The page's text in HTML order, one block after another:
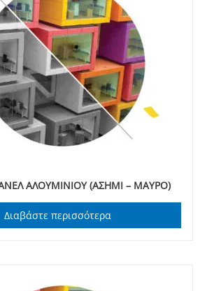
ΑΛΟΥΜΙΝΙΟΥ (ΑΣΗΜΙ – ΜΑΥΡΟ)
Διαβάστε περισσότερα